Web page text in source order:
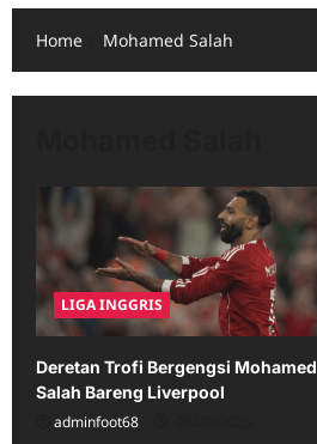
Home Mohamed Salah
LIGA INGGRIS
Deretan Trofi Bergengsi Mohamed
Salah Bareng Liverpool
adminfoot68